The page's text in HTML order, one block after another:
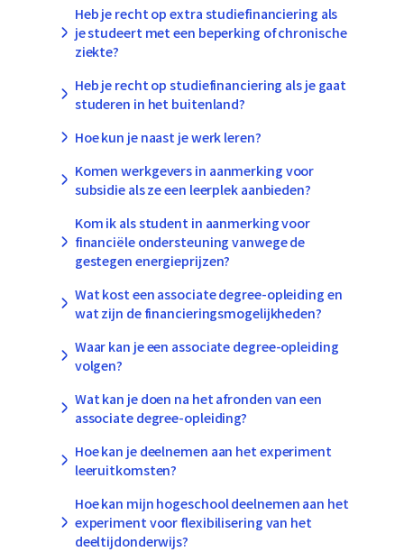
Heb je recht op extra studiefinanciering als
je studeert met een beperking of chronische
ziekte?
Heb je recht op studiefinanciering als je gaat
studeren in het buitenland?
Hoe kun je naast je werk leren?
Komen werkgevers in aanmerking voor
subsidie als ze een leerplek aanbieden?
Kom ik als student in aanmerking voor
financiële ondersteuning vanwege de
gestegen energieprijzen?
Wat kost een associate degree-opleiding en
wat zijn de financieringsmogelijkheden?
Waar kan je een associate degree-opleiding
volgen?
Wat kan je doen na het afronden van een
associate degree-opleiding?
Hoe kan je deelnemen aan het experiment
leeruitkomsten?
Hoe kan mijn hogeschool deelnemen aan het
experiment voor flexibilisering van het
deeltijdonderwijs?